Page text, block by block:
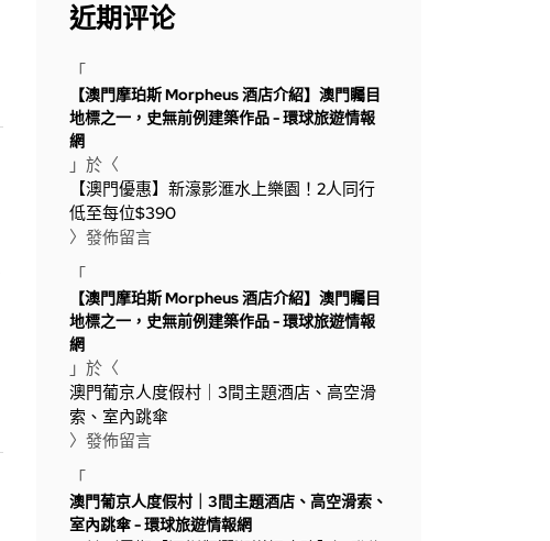
近期评论
「
【澳門摩珀斯 Morpheus 酒店介紹】澳門矚目
地標之一，史無前例建築作品 - 環球旅遊情報
網
」於〈
【澳門優惠】新濠影滙水上樂園！2人同行
低至每位$390
〉發佈留言
「
【澳門摩珀斯 Morpheus 酒店介紹】澳門矚目
地標之一，史無前例建築作品 - 環球旅遊情報
網
」於〈
澳門葡京人度假村｜3間主題酒店、高空滑
索、室內跳傘
〉發佈留言
「
澳門葡京人度假村｜3間主題酒店、高空滑索、
室內跳傘 - 環球旅遊情報網